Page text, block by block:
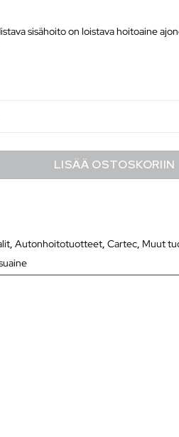
sisähoito on loistava hoitoaine
LISÄÄ OSTOSKORIIN
,Autonhoitotuotteet ,Cartec Muut